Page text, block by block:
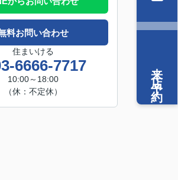
料お問い合わせ
住まいける
6666-7717
10:00～18:00
（休：不定休）
来店予約